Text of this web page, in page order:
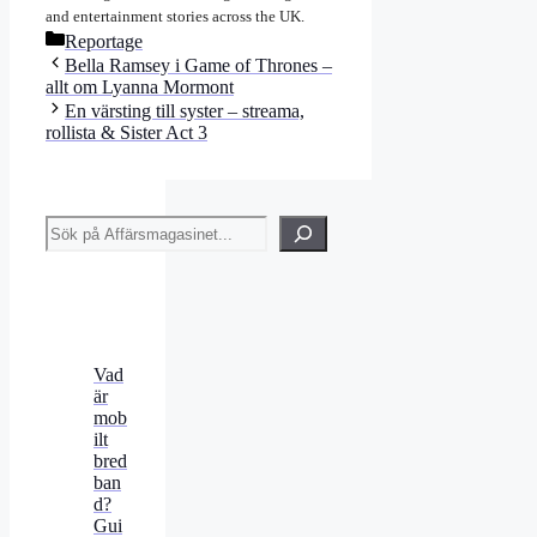
and entertainment stories across the UK.
Kategorier
Reportage
Bella Ramsey i Game of Thrones –
allt om Lyanna Mormont
En värsting till syster – streama,
rollista & Sister Act 3
Sök
Vad
är
mob
ilt
bred
ban
d?
Gui